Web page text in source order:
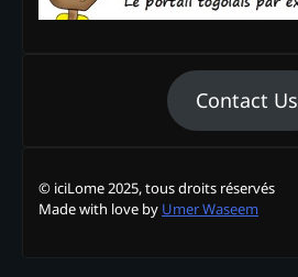
Contact Us
© iciLome 2025, tous droits réservés
Made with love by Umer Waseem